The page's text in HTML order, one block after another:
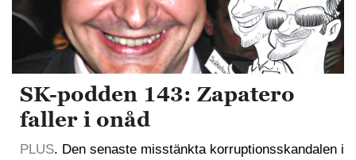
SK-podden 143: Zapatero
faller i onåd
PLUS. Den senaste misstänkta korruptionsskandalen i